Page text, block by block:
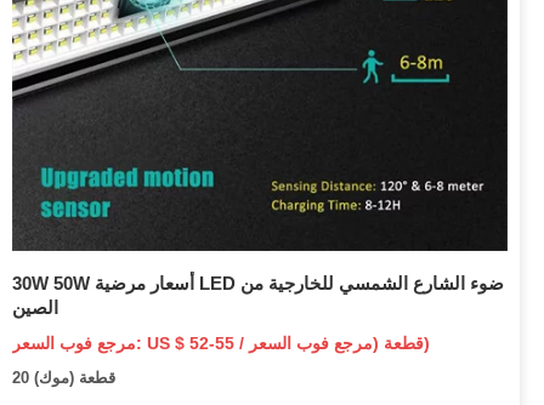
30W 50W أسعار مرضية LED ضوء الشارع الشمسي للخارجية من
الصين
مرجع فوب السعر: US $ 52-55 / قطعة (مرجع فوب السعر)
20 قطعة (موك)